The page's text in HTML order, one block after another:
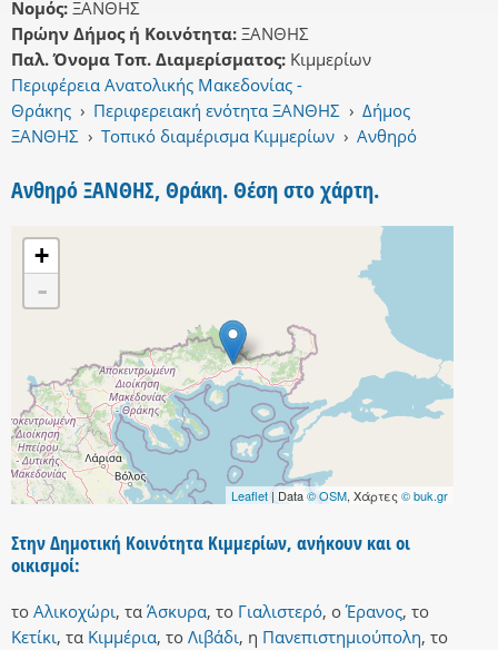
Νομός: ΞΑΝΘΗΣ
Πρώην Δήμος ή Κοινότητα: ΞΑΝΘΗΣ
Παλ. Όνομα Τοπ. Διαμερίσματος: Κιμμερίων
Περιφέρεια Ανατολικής Μακεδονίας -
Θράκης › Περιφερειακή ενότητα ΞΑΝΘΗΣ › Δήμος
ΞΑΝΘΗΣ › Τοπικό διαμέρισμα Κιμμερίων › Ανθηρό
Ανθηρό ΞΑΝΘΗΣ, Θράκη. Θέση στο χάρτη.
+
-
Leaflet | Data© OSM, Χάρτες © buk.gr
Στην Δημοτική Κοινότητα Κιμμερίων, ανήκουν και οι
οικισμοί:
το Αλικοχώρι, τα Άσκυρα, το Γιαλιστερό, ο Έρανος, το
Κετίκι, τα Κιμμέρια, το Λιβάδι, η Πανεπιστημιούπολη, το